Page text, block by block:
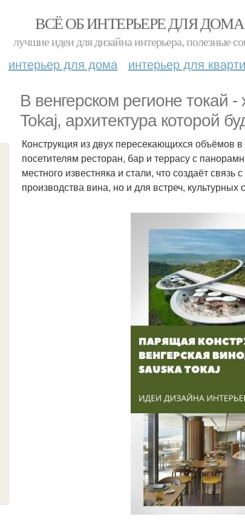
ВСЁ ОБ ИНТЕРЬЕРЕ ДЛЯ
лучшие идеи для дизайна интерьера, полезные
интерьер для дома интерьер для
В венгерском регионе токай
Tokaj, архитектура которой
Конструкция из двух пересекающихся объёмов
посетителям ресторан, бар и террасу с
местного известняка и стали, что создаёт
производства вина, но и для встреч,